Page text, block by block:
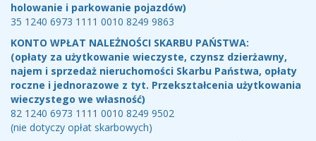
holowanie i parkowanie pojazdów)
35 1240 6973 1111 0010 8249 9863
KONTO WPŁAT NALEŻNOŚCI SKARBU PAŃSTWA:
(opłaty za użytkowanie wieczyste, czynsz dzierżawny,
najem i sprzedaż nieruchomości Skarbu Państwa, opłaty
roczne i jednorazowe z tyt. Przekształcenia użytkowania
wieczystego we własność)
82 1240 6973 1111 0010 8249 9502
(nie dotyczy opłat skarbowych)